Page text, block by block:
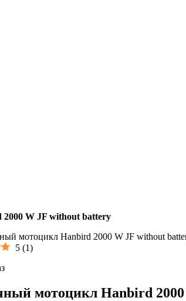
W JF without battery
5 (1)
мотоцикл Hanbird